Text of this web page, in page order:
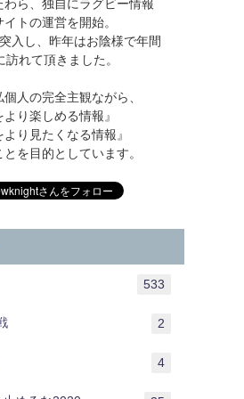
わら、独自にラグビー情報
トの運営を開始。
入し、昨年はお陰様で年間
訪れて頂きました。
人の完全主観ながら、
より楽しめる情報』
より見たくなる情報』
を目的としています。
533
2
4